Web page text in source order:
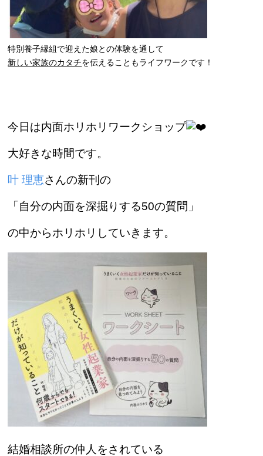
特別養子縁組で迎えた娘との体験を通して
新しい家族のカタチを伝えることもライフワークです！
今日は内面ホリホリワークショップ
大好きな時間です。
叶 理恵さんの新刊の
「自分の内面を深掘りする50の質問」
の中からホリホリしていきます。
結婚相談所の仲人をされている